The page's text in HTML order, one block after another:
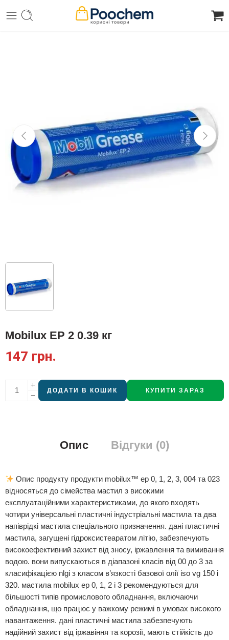
Mobilux EP 2 0.39 кг
147 грн.
ДОДАТИ В КОШИК КУПИТИ ЗАРАЗ
Опис Відгуки (0)
Опис продукту продукти mobilux™ ep 0, 1, 2, 3, 004 та 023
відносяться до сімейства мастил з високими
експлуатаційними характеристиками, до якого входять
чотири універсальні пластичні індустріальні мастила та два
напіврідкі мастила спеціального призначення. дані пластичні
мастила, загущені гідроксистеаратом літію, забезпечують
високоефективний захист від зносу, іржавлення та вимивання
водою. вони випускаються в діапазоні класів від 00 до 3 за
класифікацією nlgi з класом в’язкості базової олії iso vg 150 і
320. мастила mobilux ep 0, 1, 2 і 3 рекомендуються для
більшості типів промислового обладнання, включаючи
обладнання, що працює у важкому режимі в умовах високого
навантаження. дані пластичні мастила забезпечують
надійний захист від іржавіння та корозії, мають стійкість до